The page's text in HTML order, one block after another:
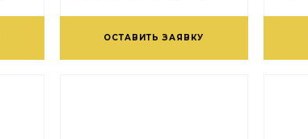
ОСТАВИТЬ ЗАЯВКУ